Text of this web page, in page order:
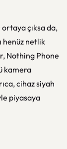
çıksa da,
henüz netlik
Nothing Phone
kamera
cihaz siyah
piyasaya